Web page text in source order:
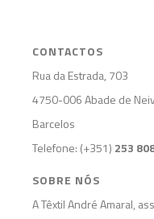
CONTACTOS
Rua da Estrada, 703
4750-006 Abade de
Barcelos
Telefone: (+351) 253
SOBRE NÓS
A Têxtil André Amaral,